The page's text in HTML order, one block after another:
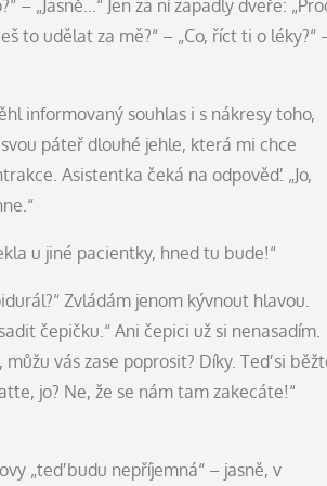
– „Jasně…“ Jen za ní zapadly dveře:
to udělat za mě?“ – „Co, říct ti o léky?“
informovaný souhlas i s nákresy toho,
páteř dlouhé jehle, která mi chce
Asistentka čeká na odpověď. „Jo,
u jiné pacientky, hned tu bude!“
Zvládám jenom kývnout hlavou.
čepičku.“ Ani čepici už si nenasadím.
vás zase poprosit? Díky. Teď si
jo? Ne, že se nám tam zakecáte!“
„teď budu nepříjemná“ – jasně, v